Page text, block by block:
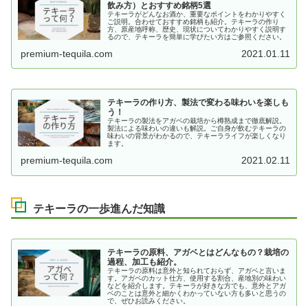
飲み方）とおすすめ銘柄5選
テキーラがどんなお酒か、重要なポイントをわかりやすく
ご説明。合わせておすすめ銘柄も紹介。テキーラの作り
方、原産地呼称、歴史、現状についてわかりやすく説明す
るので、テキーラを簡単に学びたい方はご参照ください。
premium-tequila.com 2021.01.11
テキーラの作り方、製法で変わる味わいを楽しも
う！
テキーラの製法をアガベの栽培から樽熟成まで徹底解説。
製法による味わいの違いも解説。ご自身が飲むテキーラの
味わいの背景がわかるので、テキーラライフが楽しくなり
ます。
premium-tequila.com 2021.02.11
テキーラの一歩進んだ知識
テキーラの原料、アガベとはどんなもの？栽培の
過程、加工も紹介。
テキーラの原料は意外と知られておらず、アガベと言いま
す。アガベのカット仕方、使用する割合、産地別の味わい
などを紹介します。テキーラが好きな方でも、意外とアガ
ベのことは意外と細かくわかっていない方も多いと思うの
で、ぜひお読みください。